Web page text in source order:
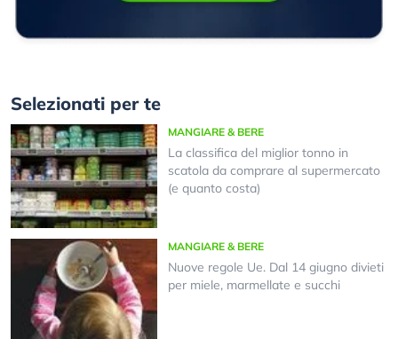
Selezionati per te
MANGIARE & BERE
La classifica del miglior tonno in
scatola da comprare al supermercato
(e quanto costa)
MANGIARE & BERE
Nuove regole Ue. Dal 14 giugno divieti
per miele, marmellate e succhi